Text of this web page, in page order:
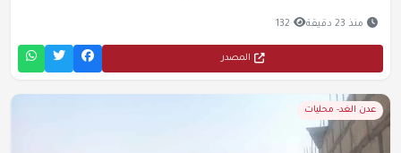
منذ 23 دقيقة 132
المصدر
عدن الغد- محليات